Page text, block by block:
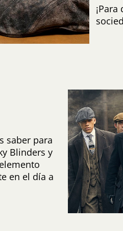
saber para
Blinders y
en el día a